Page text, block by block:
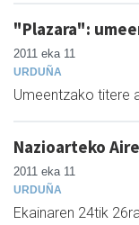
"Plazara":
2011 eka 11
URDUÑA
Umeentzako titere
Nazioarteko
2011 eka 11
URDUÑA
Ekainaren 24tik